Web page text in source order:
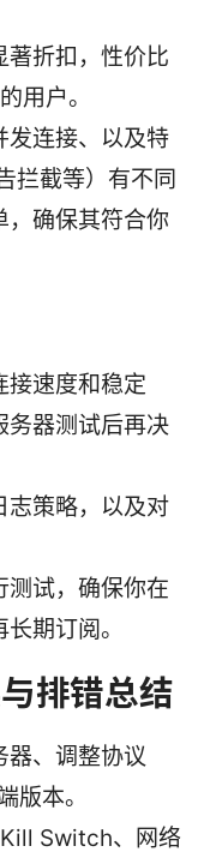
著折扣，性价比
用户。
发连接、以及特
拦截等）有不同
，确保其符合你
接速度和稳定
务器测试后再决
志策略，以及对
测试，确保你在
期订阅。
排错总结
器、调整协议
版本。
Switch、网络